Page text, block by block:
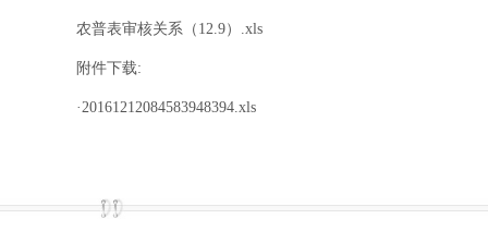
农普表审核关系（12.9）.xls
附件下载:
·20161212084583948394.xls